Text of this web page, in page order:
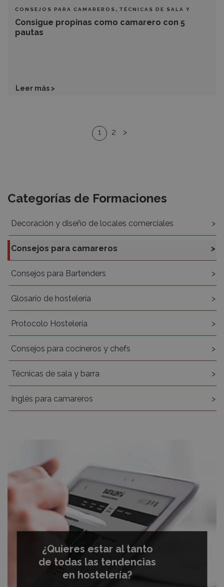
CONSEJOS PARA CAMAREROS , TÉCNICAS DE SALA Y
BARRA
Consigue propinas como camarero con 5
pautas
Leer más >
1 2 >
Recursos
Categorías de Formaciones
Decoración y diseño de locales comerciales
Consejos para camareros
Consejos para Bartenders
Glosario de hostelería
Protocolo Hostelería
Consejos para cocineros y chefs
Técnicas de sala y barra
Inglés para camareros
¿Quieres estar al tanto
de todas las tendencias
en hostelería?